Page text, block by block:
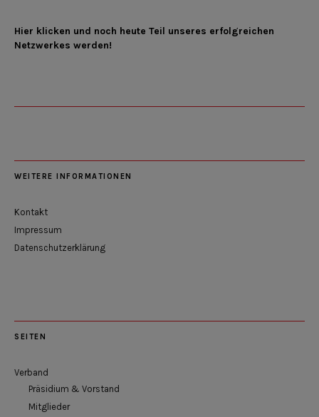
Hier klicken und noch heute Teil unseres erfolgreichen
Netzwerkes werden!
WEITERE INFORMATIONEN
Kontakt
Impressum
Datenschutzerklärung
SEITEN
Verband
Präsidium & Vorstand
Mitglieder